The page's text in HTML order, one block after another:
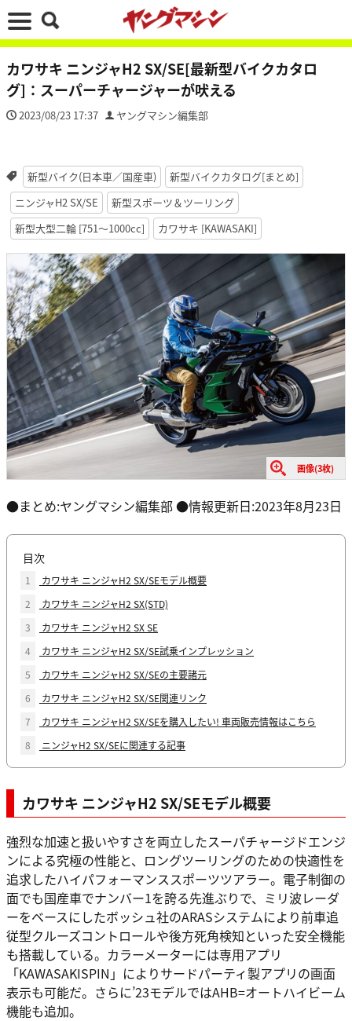
カワサキ ニンジャH2 SX/SE[最新型バイクカタロ
グ]：スーパーチャージャーが吠える
2023/08/23 17:37 ヤングマシン編集部
新型バイク(日本車／国産車)
新型バイクカタログ[まとめ]
ニンジャH2 SX/SE
新型スポーツ＆ツーリング
新型大型二輪 [751〜1000cc]
カワサキ [KAWASAKI]
画像(3枚)
●まとめ:ヤングマシン編集部 ●情報更新日:2023年8月23日
目次
1
カワサキ ニンジャH2 SX/SEモデル概要
2
カワサキ ニンジャH2 SX(STD)
3
カワサキ ニンジャH2 SX SE
4
カワサキ ニンジャH2 SX/SE試乗インプレッション
5
カワサキ ニンジャH2 SX/SEの主要諸元
6
カワサキ ニンジャH2 SX/SE関連リンク
7
カワサキ ニンジャH2 SX/SEを購入したい! 車両販売情報はこちら
8
ニンジャH2 SX/SEに関連する記事
カワサキ ニンジャH2 SX/SEモデル概要
強烈な加速と扱いやすさを両立したスーパチャージドエンジ
ンによる究極の性能と、ロングツーリングのための快適性を
追求したハイパフォーマンススポーツツアラー。電子制御の
面でも国産車でナンバー1を誇る先進ぶりで、ミリ波レーダ
ーをベースにしたボッシュ社のARASシステムにより前車追
従型クルーズコントロールや後方死角検知といった安全機能
も搭載している。カラーメーターには専用アプリ
「KAWASAKISPIN」によりサードパーティ製アプリの画面
表示も可能だ。さらに’23モデルではAHB=オートハイビーム
機能も追加。